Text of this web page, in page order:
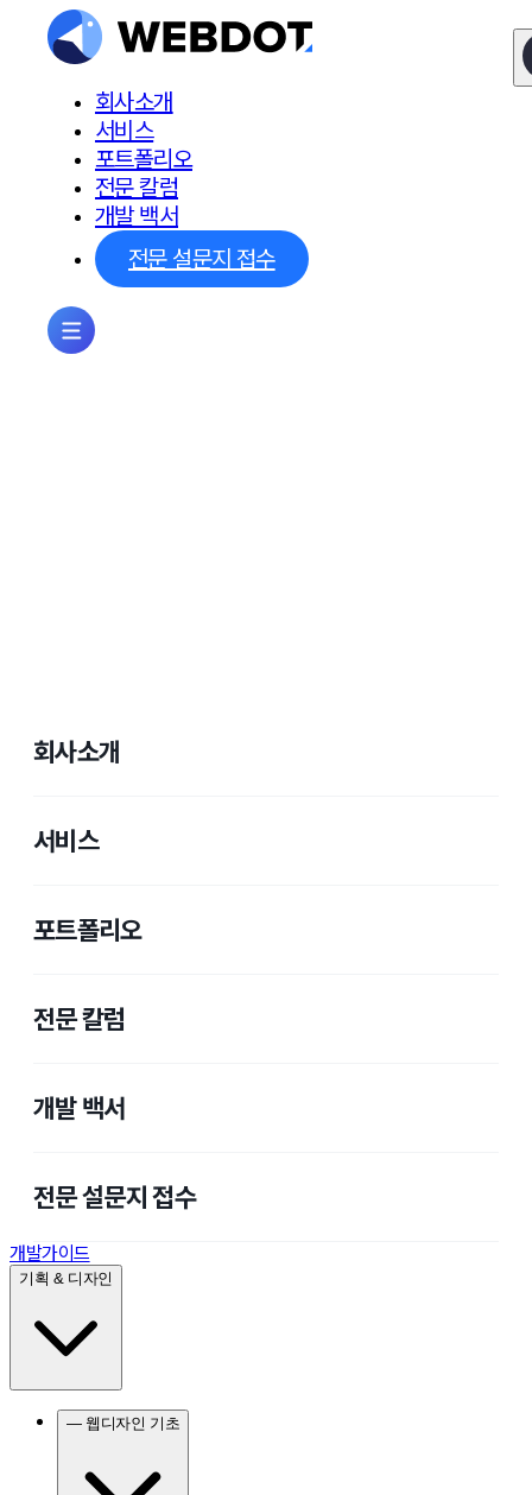
회사소개
서비스
포트폴리오
전문 칼럼
개발 백서
전문 설문지 접수
회사소개
서비스
포트폴리오
전문 칼럼
개발 백서
전문 설문지 접수
개발가이드
기획 & 디자인
— 웹디자인 기초